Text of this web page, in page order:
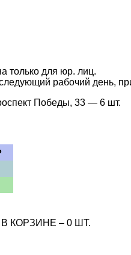
только для юр. лиц.
рабочий день,
Победы, 33 — 6 шт.
КОРЗИНЕ – 0 ШТ.